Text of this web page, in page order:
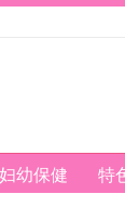
妇幼保健 特